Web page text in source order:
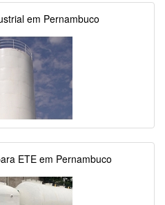
em Pernambuco
ETE em Pernambuco